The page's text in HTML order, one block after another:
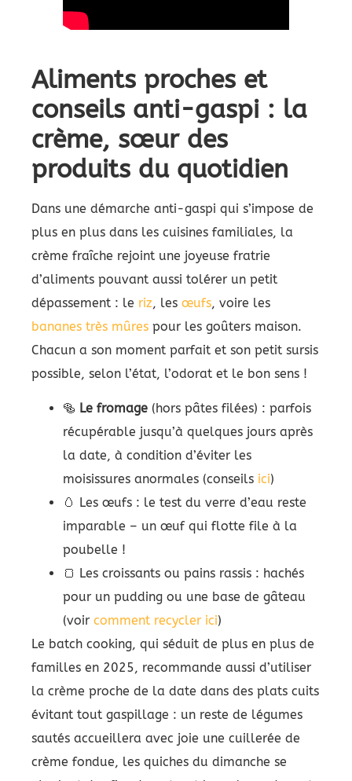
Aliments proches et
conseils anti-gaspi : la
crème, sœur des
produits du quotidien
Dans une démarche anti-gaspi qui s’impose de
plus en plus dans les cuisines familiales, la
crème fraîche rejoint une joyeuse fratrie
d’aliments pouvant aussi tolérer un petit
dépassement : le riz, les œufs, voire les
bananes très mûres pour les goûters maison.
Chacun a son moment parfait et son petit sursis
possible, selon l’état, l’odorat et le bon sens !
🥯 Le fromage (hors pâtes filées) : parfois
récupérable jusqu’à quelques jours après
la date, à condition d’éviter les
moisissures anormales (conseils ici)
🥚 Les œufs : le test du verre d’eau reste
imparable – un œuf qui flotte file à la
poubelle !
🍞 Les croissants ou pains rassis : hachés
pour un pudding ou une base de gâteau
(voir comment recycler ici)
Le batch cooking, qui séduit de plus en plus de
familles en 2025, recommande aussi d’utiliser
la crème proche de la date dans des plats cuits
évitant tout gaspillage : un reste de légumes
sautés accueillera avec joie une cuillerée de
crème fondue, les quiches du dimanche se